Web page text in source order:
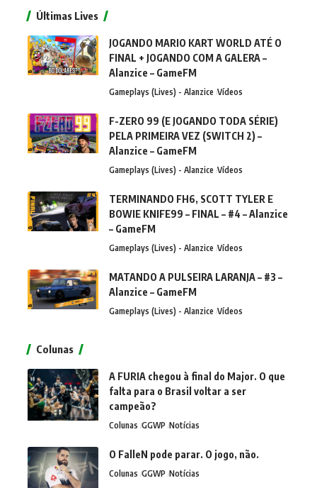
Últimas Lives
JOGANDO MARIO KART WORLD ATÉ O
FINAL + JOGANDO COM A GALERA –
Alanzice – GameFM
Gameplays (Lives) - Alanzice Vídeos
F-ZERO 99 (E JOGANDO TODA SÉRIE)
PELA PRIMEIRA VEZ (SWITCH 2) –
Alanzice – GameFM
Gameplays (Lives) - Alanzice Vídeos
TERMINANDO FH6, SCOTT TYLER E
BOWIE KNIFE99 – FINAL – #4 – Alanzice
– GameFM
Gameplays (Lives) - Alanzice Vídeos
MATANDO A PULSEIRA LARANJA – #3 –
Alanzice – GameFM
Gameplays (Lives) - Alanzice Vídeos
Colunas
A FURIA chegou à final do Major. O que
falta para o Brasil voltar a ser
campeão?
Colunas GGWP Notícias
O FalleN pode parar. O jogo, não.
Colunas GGWP Notícias